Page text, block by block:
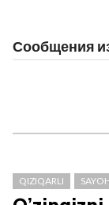
Сообщения
QIZIQARLI